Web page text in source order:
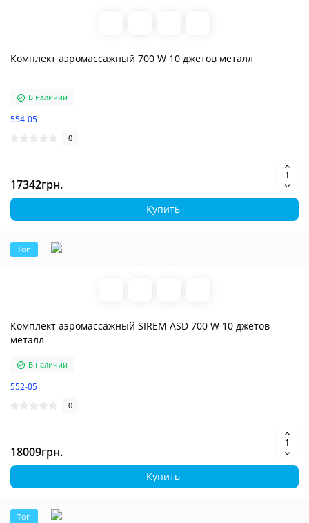
Комплект аэромассажный 700 W 10 джетов металл
В наличии
554-05
0
17342грн.
Купить
Топ
Комплект аэромассажный SIREM ASD 700 W 10 джетов
металл
В наличии
552-05
0
18009грн.
Купить
Топ